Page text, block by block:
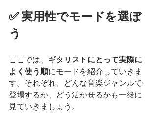
✅ 実用性でモードを選ぼ
う
ここでは、 ギタリストにとって実際に
よく使う順にモードを紹介していきま
す。それぞれ、どんな音楽ジャンルで
登場するか、どう活かせるかも一緒に
見ていきましょう。